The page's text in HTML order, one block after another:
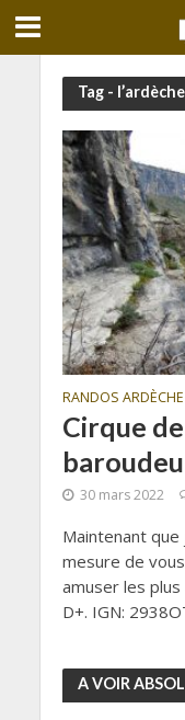
Tag - l’ardèche
RANDOS ARDÈCHE
Cirque
30 mars 2022
Maintenant que
mesure de
amuser les
D+. IGN:
A VOIR